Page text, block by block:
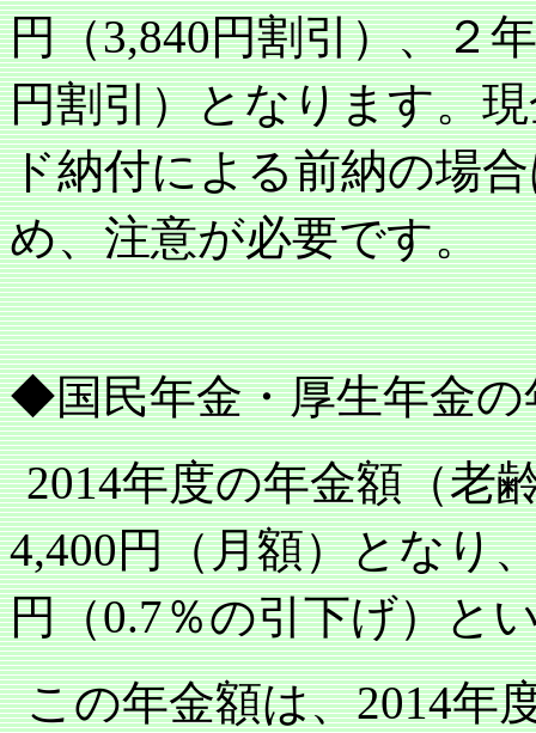
円（3,840円割引）、２
円割引）となります。
ド納付による前納の場
め、注意が必要です。
◆国民年金・厚生年金の
2014年度の年金額（老
4,400円（月額）となり
円（0.7％の引下げ）と
この年金額は、2014年